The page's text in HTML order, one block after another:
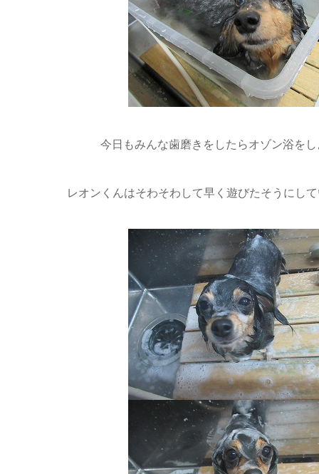
今日もみんな歯磨きをしたらオゾン浴を
レオンくんはそわそわして早く遊びたそうにし